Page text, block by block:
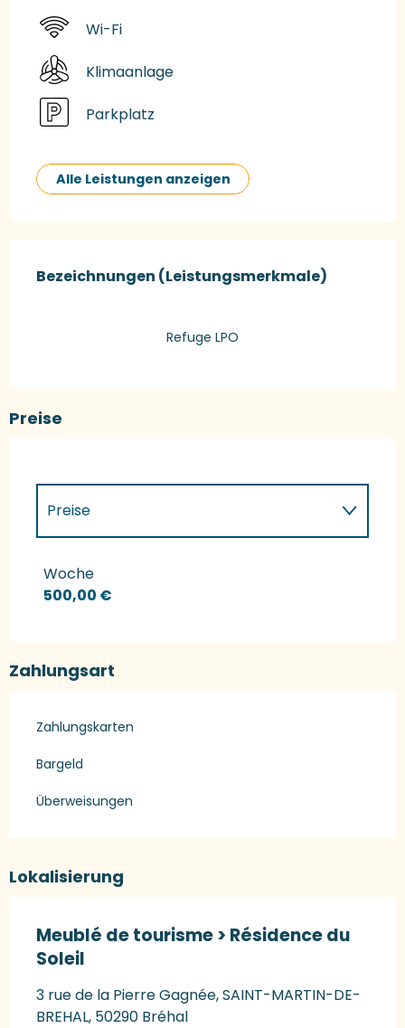
Wi-Fi
Klimaanlage
Parkplatz
Alle Leistungen anzeigen
Bezeichnungen (Leistungsmerkmale)
Bezeichnungen (Leistungsmerkmale)
Refuge LPO
Preise
Preise
Preise 2027
Woche
500,00 €
Zahlungsart
Zahlungskarten
Bargeld
Überweisungen
Lokalisierung
Meublé de tourisme > Résidence du
Soleil
3 rue de la Pierre Gagnée, SAINT-MARTIN-DE-
BREHAL, 50290 Bréhal